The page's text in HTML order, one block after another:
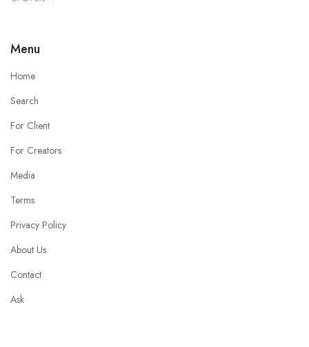
Menu
Home
Search
For Client
For Creators
Media
Terms
Privacy Policy
About Us
Contact
Ask